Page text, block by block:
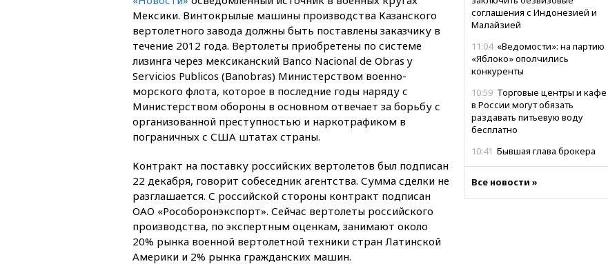
соглашения с Индонезией и
Малайзией
11:04 «Ведомости»: на партию
«Яблоко» ополчились
конкуренты
10:59 Торговые центры и кафе
в России могут обязать
раздавать питьевую воду
бесплатно
10:41 Бывшая глава брокера
10:41Пашинян: Армения
Все новости »
Мексики. Винтокрылые машины производства Казанского
вертолетного завода должны быть поставлены заказчику в
течение 2012 года. Вертолеты приобретены по системе
лизинга через мексиканский Banco Nacional de Obras y
Servicios Publicos (Banobras) Министерством военно-
морского флота, которое в последние годы наряду с
Министерством обороны в основном отвечает за борьбу с
организованной преступностью и наркотрафиком в
пограничных с США штатах страны.
Контракт на поставку российских вертолетов был подписан
22 декабря, говорит собеседник агентства. Сумма сделки не
разглашается. С российской стороны контракт подписан
ОАО «Рособоронэкспорт». Сейчас вертолеты российского
производства, по экспертным оценкам, занимают около
20% рынка военной вертолетной техники стран Латинской
Америки и 2% рынка гражданских машин.